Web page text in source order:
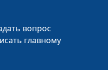
Ронжин, Самуил
Надя Малышева
Ронжин, Паша
вопрос
главному